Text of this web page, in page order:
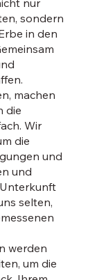
nur
sondern
in den
machen
die
Wir
die
und
und
selten,
werden
um die